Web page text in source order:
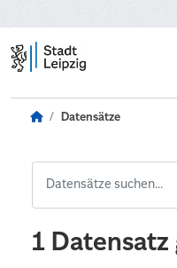
Datensätze
1 Datensatz